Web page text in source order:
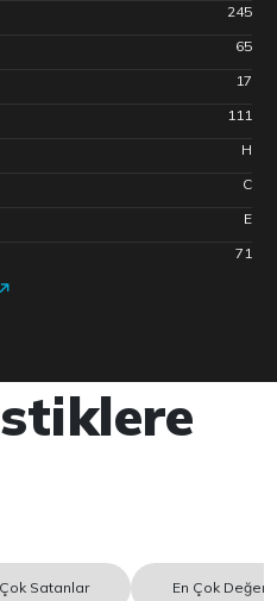
245
65
17
111
H
C
E
71
Çok Satanlar En Çok